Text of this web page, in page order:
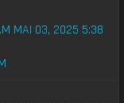
MAI 03, 2025 5:38